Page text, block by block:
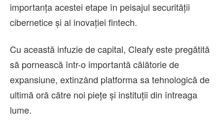
importanța acestei etape în peisajul securității
cibernetice și al inovației fintech.
Cu această infuzie de capital, Cleafy este pregătită
să pornească într-o importantă călătorie de
expansiune, extinzând platforma sa tehnologică de
ultimă oră către noi piețe și instituții din întreaga
lume.